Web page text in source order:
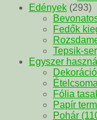
Edények (293)
Fedők
Tepsik-
Egyszer
Fólia
Papír
Pohár